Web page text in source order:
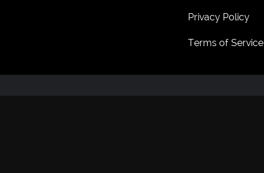
Privacy Policy
Terms of Service